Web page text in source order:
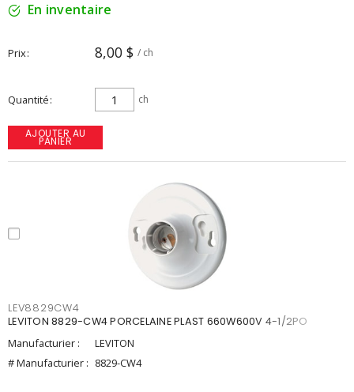
En inventaire
Prix 8,00 $ / ch
Quantité ch
AJOUTER AU
PANIER
LEV8829CW4
LEVITON 8829-CW4 PORCELAINE PLAST 660W600V 4-1/2PO
Manufacturier :
LEVITON
# Manufacturier : 8829-CW4